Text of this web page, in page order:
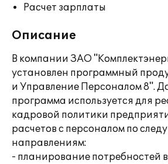
Расчет зарплаты
Описание
В компании ЗАО
установлен программный
и Управление Персоналом 8".
программа используется для
кадровой политики
расчетов с персоналом по
направлениям:
- планирование потребностей